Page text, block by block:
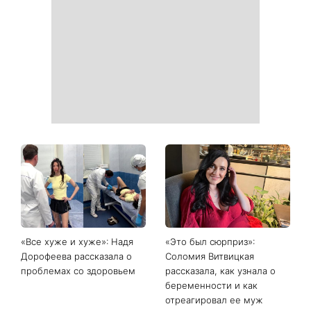
«Все хуже и хуже»: Надя
Дорофеева рассказала о
проблемах со здоровьем
«Это был сюрприз»:
Соломия Витвицкая
рассказала, как узнала о
беременности и как
отреагировал ее муж